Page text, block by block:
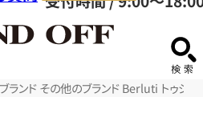
0120604117
サ
ランド その他のブランド Berluti トゥジ